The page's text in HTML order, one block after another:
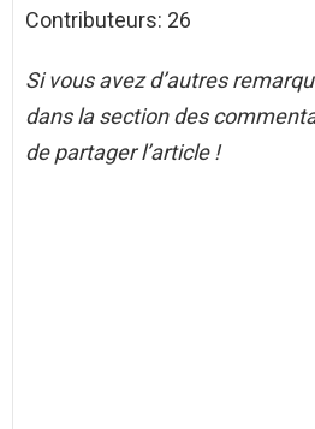
Contributeurs: 26
Si vous avez d’autres
dans la section des
de partager l’article !